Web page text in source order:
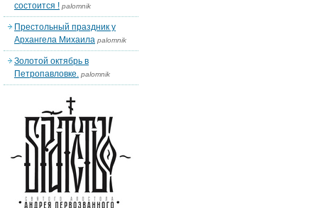
состоится ! palomnik
Престольный праздник у
Архангела Михаила palomnik
Золотой октябрь в
Петропавловке. palomnik